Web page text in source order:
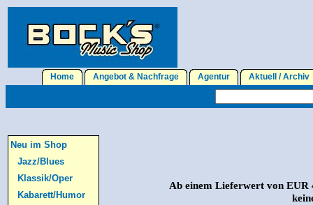
Home Angebot & Nachfrage Agentur Aktuell / Archiv
Neu im Shop
Jazz/Blues
Klassik/Oper
Kabarett/Humor
Ab einem Lieferwert von